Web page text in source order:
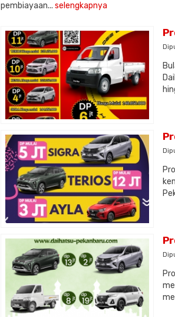
pembiayaan... selengkapnya